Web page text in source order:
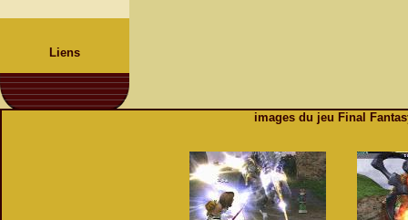
Liens
images du jeu Final